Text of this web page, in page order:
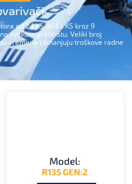
od 24 KS do 84 KS kroz 9
svakom gradilištu. Veliki broj
vremena i smanjuju troškove radne
Model:
R135 GEN:2